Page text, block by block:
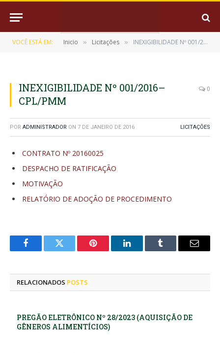
VOCÊ ESTÁ EM: Inicio » Licitações » INEXIGIBILIDADE Nº 001/2016–CPL/PMM
INEXIGIBILIDADE Nº 001/2016–
CPL/PMM
0
POR ADMINISTRADOR ON 7 DE JANEIRO DE 2016 LICITAÇÕES
CONTRATO Nº 20160025
DESPACHO DE RATIFICAÇÃO
MOTIVAÇÃO
RELATÓRIO DE ADOÇÃO DE PROCEDIMENTO
FacebookTwitter Pinterest LinkedInTumblr
E-
RELACIONADOS POSTS
PREGÃO ELETRÔNICO Nº 28/2023 (AQUISIÇÃO DE
GÊNEROS ALIMENTÍCIOS)